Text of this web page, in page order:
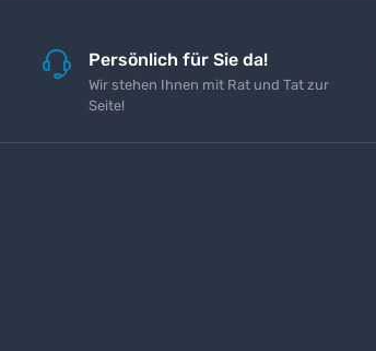
Persönlich für Sie da!
Wir stehen Ihnen mit Rat und Tat zur
Seite!